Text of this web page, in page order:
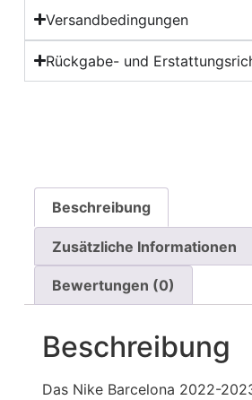
Versandbedingungen
Rückgabe- und
Beschreibung
Zusätzliche Informationen
Bewertungen (0)
Beschreibung
Das Nike Barcelona 2022-